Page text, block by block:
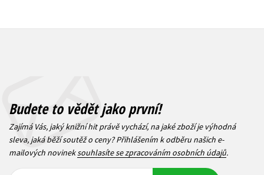
399 Kč
Budete to vědět jako první!
Zajímá Vás, jaký knižní hit právě vychází, na jaké zboží je výhodná
sleva, jaká běží soutěž o ceny? Přihlášením k odběru našich e-
mailových novineksouhlasíte se zpracováním osobních údajů.